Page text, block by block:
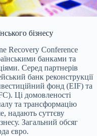
бізнесу
Recovery Conference
банками та
Серед партнерів
банк реконструкції
фонд (EIF) та
Ці домовленості
та трансформацію
надають суттєву
Загальний обсяг
євро.